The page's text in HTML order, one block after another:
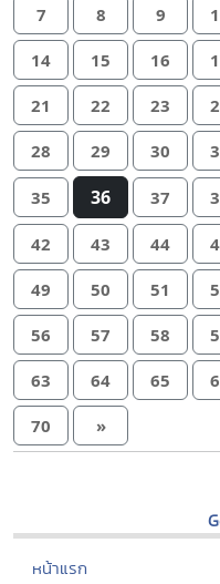
7 8 9
14 15 16
21 22 23
28 29 30
35 36 37
42 43 44
49 50 51
56 57 58
63 64 65
70 »
หน้าแรก